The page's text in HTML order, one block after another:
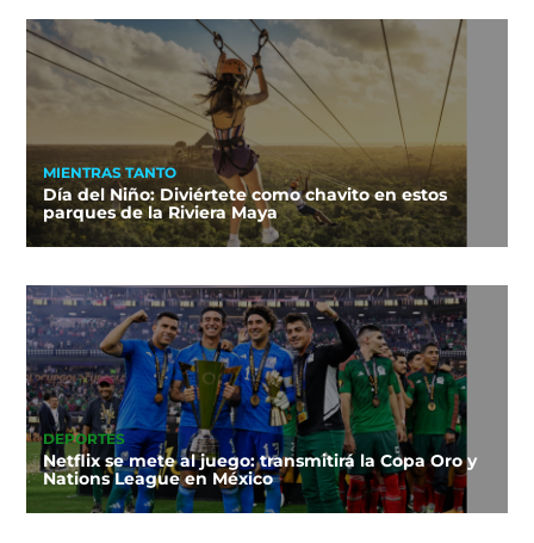
MIENTRAS TANTO
Día del Niño: Diviértete como chavito en estos
parques de la Riviera Maya
DEPORTES
Netflix se mete al juego: transmitirá la Copa Oro y
Nations League en México